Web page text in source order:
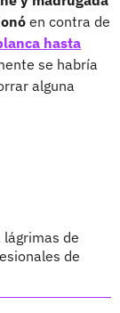
en contra de
hasta
se habría
alguna
de
de